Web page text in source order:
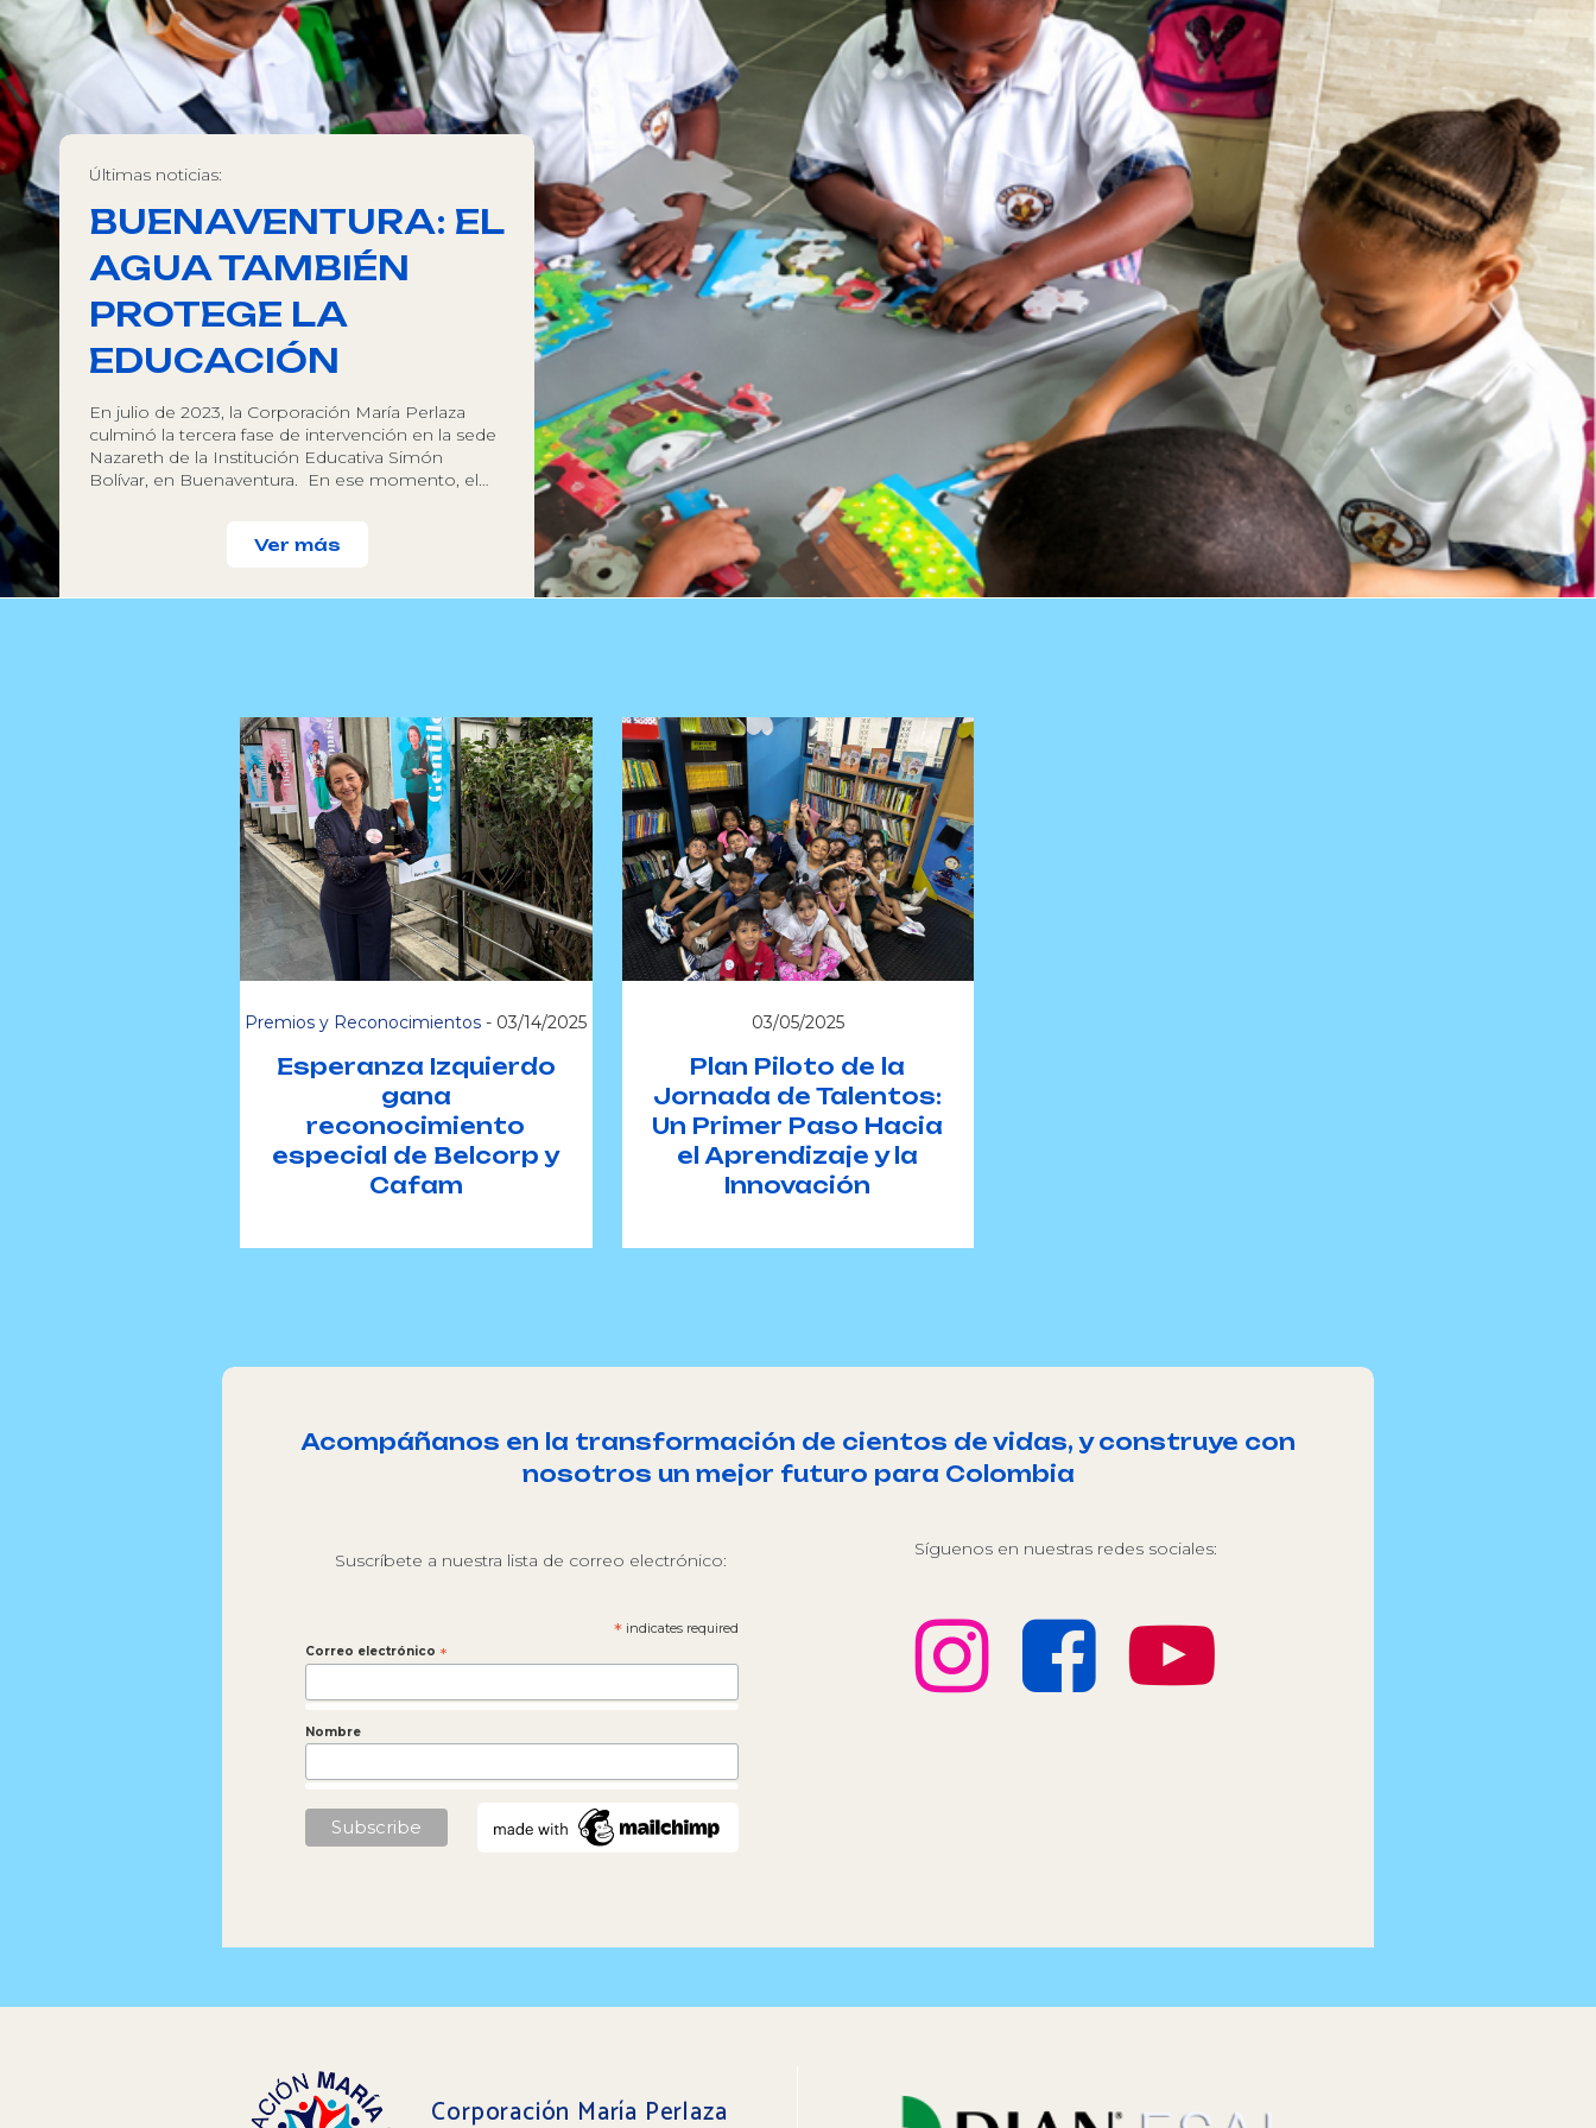
Últimas noticias:
BUENAVENTURA: EL
AGUA TAMBIÉN
PROTEGE LA
EDUCACIÓN
En julio de 2023, la Corporación María Perlaza
culminó la tercera fase de intervención en la sede
Nazareth de la Institución Educativa Simón
Bolívar, en Buenaventura. En ese momento, el…
Ver más
Premios y Reconocimientos - 03/14/2025
Esperanza Izquierdo
gana
reconocimiento
especial de Belcorp y
Cafam
03/05/2025
Plan Piloto de la
Jornada de Talentos:
Un Primer Paso Hacia
el Aprendizaje y la
Innovación
Acompáñanos en la transformación de cientos de vidas, y construye con
nosotros un mejor futuro para Colombia
Suscríbete a nuestra lista de correo electrónico:
*indicates required
Correo electrónico *
Nombre
Síguenos en nuestras redes sociales:
Corporación María Perlaza